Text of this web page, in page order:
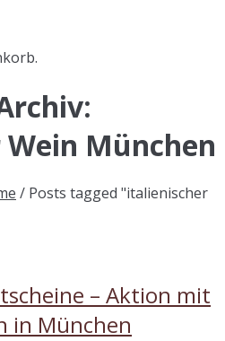
München
/ Posts tagged "italienischer
– Aktion mit
in München